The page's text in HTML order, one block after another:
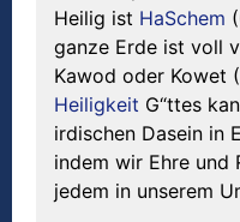
Heilig ist HaSchem
ganze Erde ist voll
Kawod oder Kowet
Heiligkeit G“ttes
irdischen Dasein in
indem wir Ehre und
jedem in unserem